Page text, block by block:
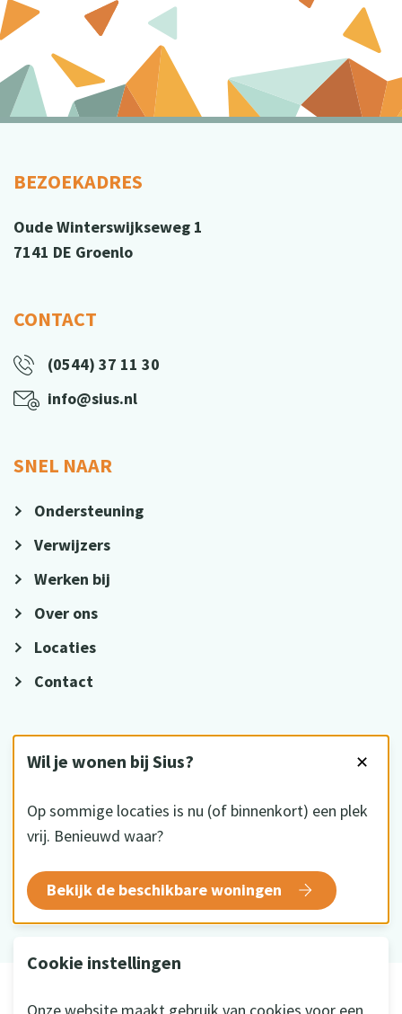
Wil je wonen bij Sius? ✕
Op sommige locaties is nu (of binnenkort) een plek
vrij. Benieuwd waar?
Bekijk de beschikbare woningen
Cookie instellingen
BEZOEKADRES
Oude Winterswijkseweg 1
7141 DE Groenlo
CONTACT
(0544) 37 11 30
info@sius.nl
SNEL NAAR
Ondersteuning
Verwijzers
Werken bij
Over ons
Locaties
Contact
HKZ gecertificeerd